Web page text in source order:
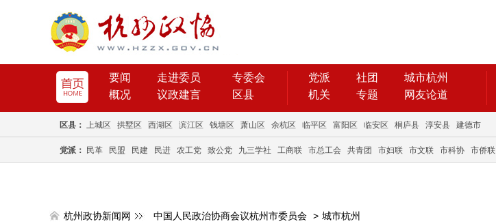
要闻 走进委员
专委会
概况
议政建言 区县
党派 社团
城市杭州
机关
专题 网友论道
区县： 上城区 拱墅区 西湖区 滨江区 钱塘区 萧山区 余杭区 临平区 富阳区 临安区 桐庐县 淳安县 建德市
党派： 民革 民盟 民建 民进 农工党 致公党 九三学社 工商联 市总工会 共青团 市妇联 市文联 市科协 市侨联
杭州政协新闻网 中国人民政治协商会议杭州市委员会 > 城市杭州